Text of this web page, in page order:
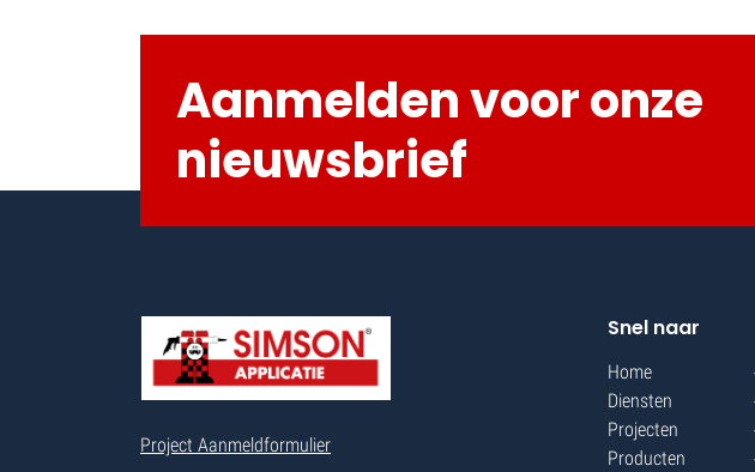
Aanmelden voor onze
nieuwsbrief
Project Aanmeldformulier
Snel naar
Home
Diensten
Projecten
Producten